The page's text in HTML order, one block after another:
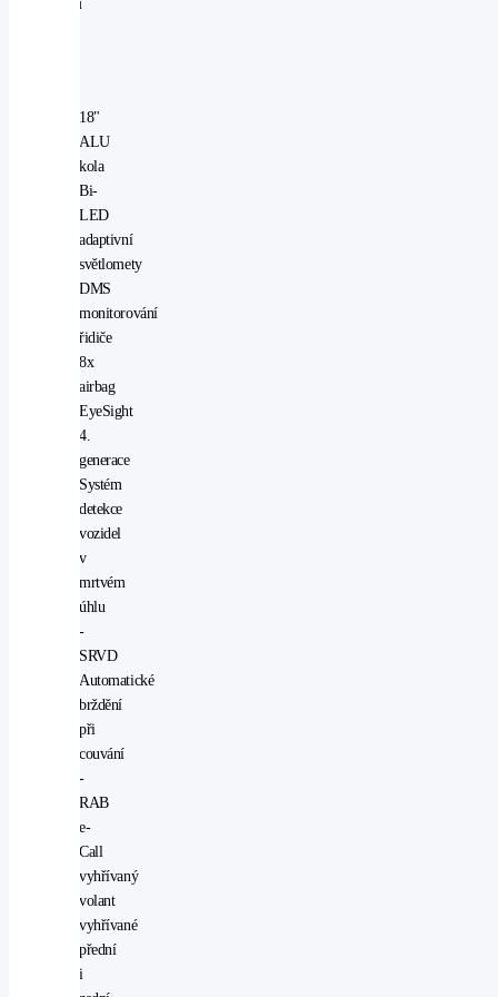
modelu
18"
ALU
kola
Bi-
LED
adaptivní
světlomety
DMS
monitorování
řidiče
8x
airbag
EyeSight
4.
generace
Systém
detekce
vozidel
v
mrtvém
úhlu
-
SRVD
Automatické
brždění
při
couvání
-
RAB
e-
Call
vyhřívaný
volant
vyhřívané
přední
i